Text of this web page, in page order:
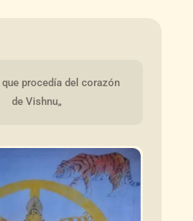
que procedía del corazón
de Vishnu„